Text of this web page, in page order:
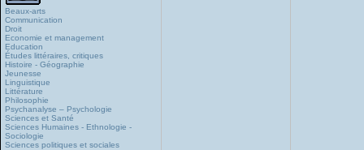
Beaux-arts
Communication
Droit
Economie et management
Education
Études littéraires, critiques
Histoire - Géographie
Jeunesse
Linguistique
Littérature
Philosophie
Psychanalyse – Psychologie
Sciences et Santé
Sciences Humaines - Ethnologie -
Sociologie
Sciences politiques et sociales